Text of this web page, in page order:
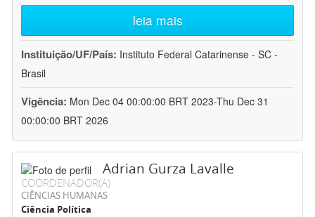
leia mais
Instituição/UF/País: Instituto Federal Catarinense - SC -
Brasil
Vigência: Mon Dec 04 00:00:00 BRT 2023-Thu Dec 31
00:00:00 BRT 2026
Adrian Gurza Lavalle
COORDENADOR(A)
CIÊNCIAS HUMANAS
Ciência Política